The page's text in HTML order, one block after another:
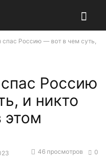
спас Россию — вот в чем суть,
Россию
и никто
этом
0
46 просмотров